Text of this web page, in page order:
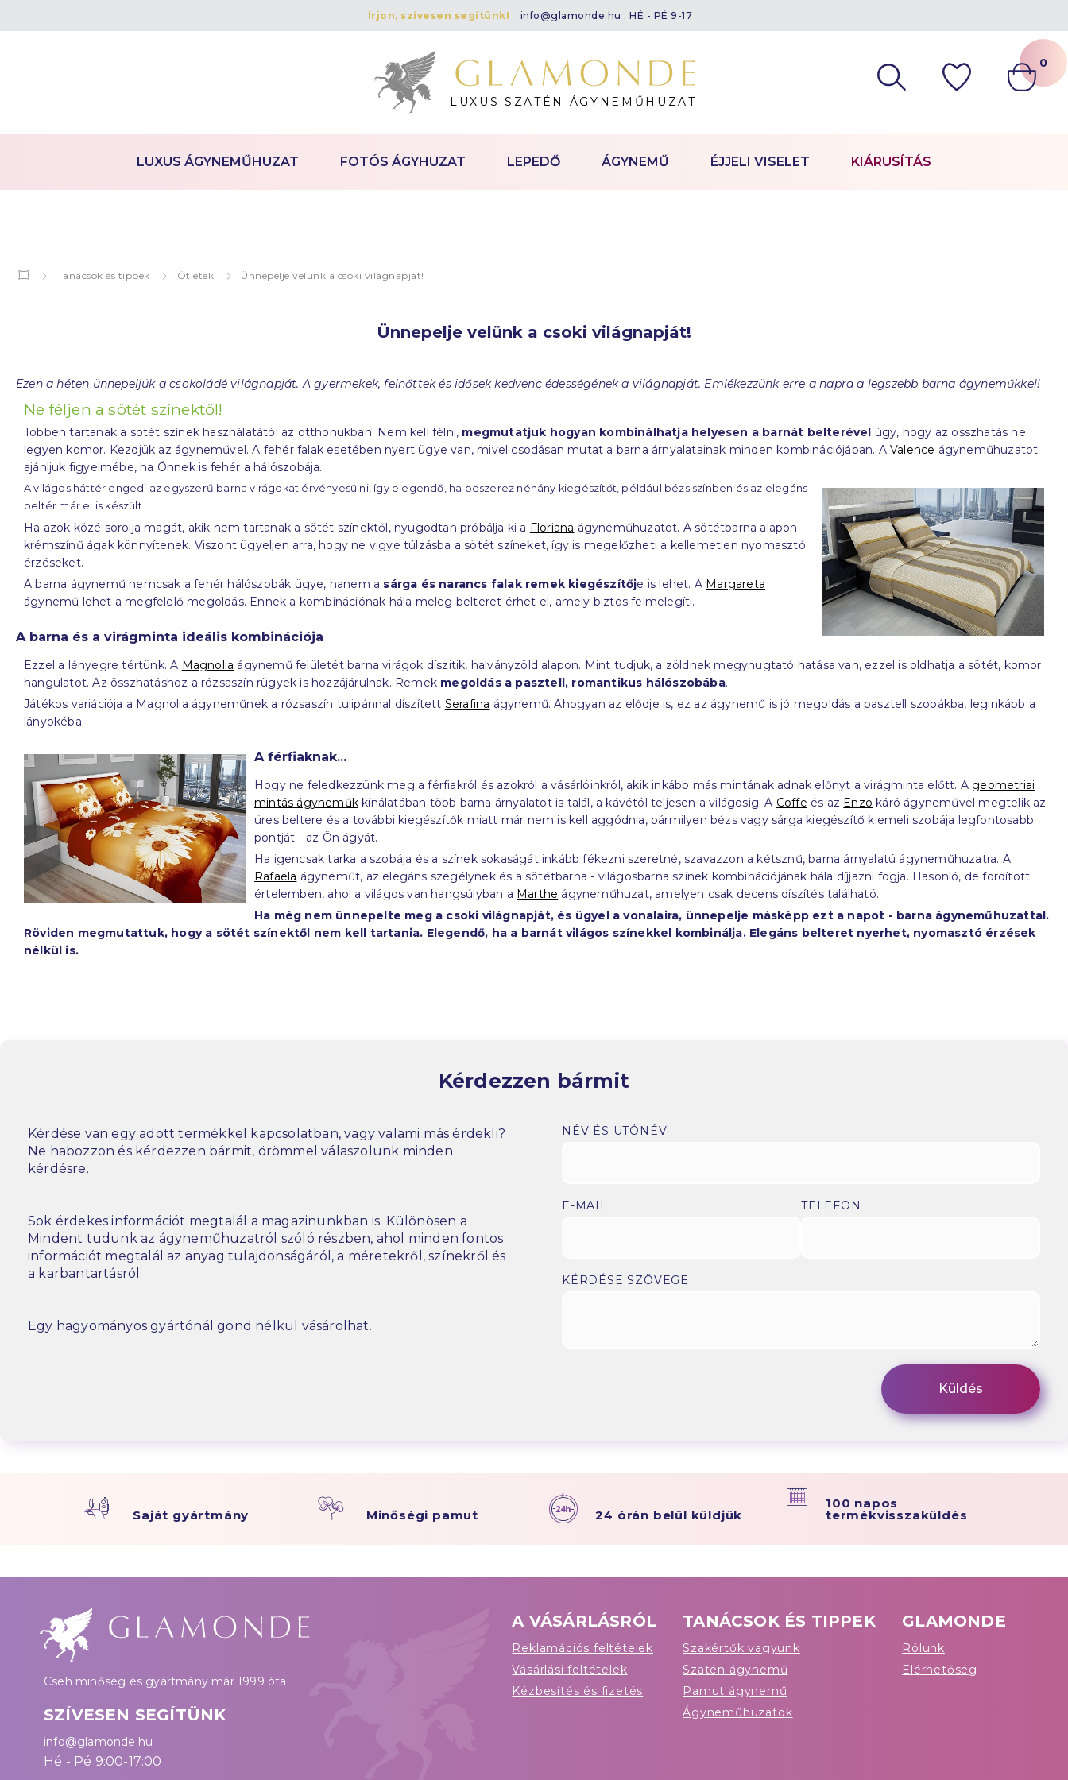
Írjon, szívesen segítünk! info@glamonde.hu . HÉ - PÉ 9-17
LUXUS SZATÉN ÁGYNEMŰHUZAT
0
LUXUS ÁGYNEMŰHUZAT FOTÓS ÁGYHUZAT LEPEDŐ ÁGYNEMŰ ÉJJELI VISELET KIÁRUSÍTÁS
Tanácsok és tippek Ötletek Ünnepelje velünk a csoki világnapját!
Ünnepelje velünk a csoki világnapját!
Ezen a héten ünnepeljük a csokoládé világnapját. A gyermekek, felnőttek és idősek kedvenc édességének a világnapját. Emlékezzünk erre a napra a legszebb barna ágyneműkkel!
Ne féljen a sötét színektől!
Többen tartanak a sötét színek használatától az otthonukban. Nem kell félni, megmutatjuk hogyan kombinálhatja helyesen a barnát belterével úgy, hogy az összhatás ne
legyen komor. Kezdjük az ágyneművel. A fehér falak esetében nyert ügye van, mivel csodásan mutat a barna árnyalatainak minden kombinációjában. AValence ágyneműhuzatot
ajánljuk figyelmébe, ha Önnek is fehér a hálószobája.
A világos háttér engedi az egyszerű barna virágokat érvényesülni, így elegendő, ha beszerez néhány kiegészítőt, például bézs színben és az elegáns
beltér már el is készült.
Ha azok közé sorolja magát, akik nem tartanak a sötét színektől, nyugodtan próbálja ki a Floriana ágyneműhuzatot. A sötétbarna alapon
krémszínű ágak könnyítenek. Viszont ügyeljen arra, hogy ne vigye túlzásba a sötét színeket, így is megelőzheti a kellemetlen nyomasztó
érzéseket.
A barna ágynemű nemcsak a fehér hálószobák ügye, hanem a sárga és narancs falak remek kiegészítője is lehet. A Margareta
ágynemű lehet a megfelelő megoldás. Ennek a kombinációnak hála meleg belteret érhet el, amely biztos felmelegíti.
A barna és a virágminta ideális kombinációja
Ezzel a lényegre tértünk. A Magnolia ágynemű felületét barna virágok díszitik, halványzöld alapon. Mint tudjuk, a zöldnek megynugtató hatása van, ezzel is oldhatja a sötét, komor
hangulatot. Az összhatáshoz a rózsaszín rügyek is hozzájárulnak. Remek megoldás a pasztell, romantikus hálószobába.
Játékos variációja a Magnolia ágyneműnek a rózsaszín tulipánnal díszített Serafina ágynemű. Ahogyan az elődje is, ez az ágynemű is jó megoldás a pasztell szobákba, leginkább a
lányokéba.
A férfiaknak...
Hogy ne feledkezzünk meg a férfiakról és azokról a vásárlóinkról, akik inkább más mintának adnak előnyt a virágminta előtt. A geometriai
mintás ágyneműk kínálatában több barna árnyalatot is talál, a kávétól teljesen a világosig. A Coffe és az Enzo káró ágyneművel megtelik az
üres beltere és a további kiegészítők miatt már nem is kell aggódnia, bármilyen bézs vagy sárga kiegészítő kiemeli szobája legfontosabb
pontját - az Ön ágyát.
Ha igencsak tarka a szobája és a színek sokaságát inkább fékezni szeretné, szavazzon a kétsznű, barna árnyalatú ágyneműhuzatra. A
Rafaela ágyneműt, az elegáns szegélynek és a sötétbarna - világosbarna színek kombinációjának hála díjjazni fogja. Hasonló, de fordított
értelemben, ahol a világos van hangsúlyban a Marthe ágyneműhuzat, amelyen csak decens díszítés található.
Ha még nem ünnepelte meg a csoki világnapját, és ügyel a vonalaira, ünnepelje másképp ezt a napot - barna ágyneműhuzattal.
Röviden megmutattuk, hogy a sötét színektől nem kell tartania. Elegendő, ha a barnát világos színekkel kombinálja. Elegáns belteret nyerhet, nyomasztó érzések
nélkül is.
Kérdezzen bármit
Kérdése van egy adott termékkel kapcsolatban, vagy valami más érdekli?
Ne habozzon és kérdezzen bármit, örömmel válaszolunk minden
kérdésre.
Sok érdekes információt megtalál a magazinunkban is. Különösen a
Mindent tudunk az ágyneműhuzatról szóló részben, ahol minden fontos
információt megtalál az anyag tulajdonságáról, a méretekről, színekről és
a karbantartásról.
Egy hagyományos gyártónál gond nélkül vásárolhat.
NÉV ÉS UTÓNÉV
E-MAIL TELEFON
KÉRDÉSE SZÖVEGE
Saját gyártmány Minőségi pamut 24 órán belül küldjük
100 napos
termékvisszaküldés
Cseh minőség és gyártmány már 1999 óta
SZÍVESEN SEGÍTÜNK
info@glamonde.hu
Hé - Pé 9:00-17:00
A VÁSÁRLÁSRÓL
Reklamációs feltételek
Vásárlási feltételek
Kézbesítés és fizetés
TANÁCSOK ÉS TIPPEK
Szakértők vagyunk
Szatén ágynemű
Pamut ágynemű
Ágyneműhuzatok
GLAMONDE
Rólunk
Elérhetőség